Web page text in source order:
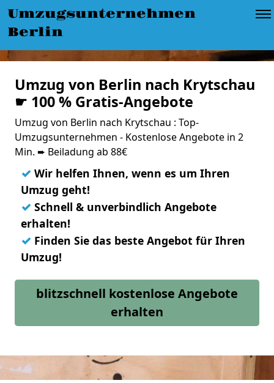
Umzugsunternehmen
Berlin
Umzug von Berlin nach Krytschau
☛ 100 % Gratis-Angebote
Umzug von Berlin nach Krytschau : Top-
Umzugsunternehmen - Kostenlose Angebote in 2
Min. ➨ Beiladung ab 88€
✓ Wir helfen Ihnen, wenn es um Ihren
Umzug geht!
✓ Schnell & unverbindlich Angebote
erhalten!
✓ Finden Sie das beste Angebot für Ihren
Umzug!
blitzschnell kostenlose Angebote
erhalten